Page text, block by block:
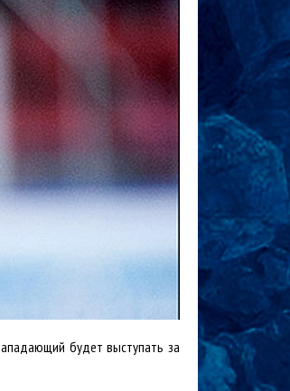
будет выступать за